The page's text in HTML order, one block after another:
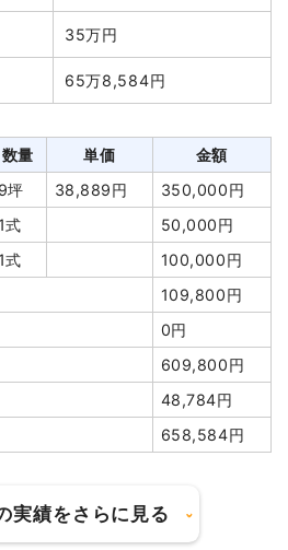
35万円
65万8,584円
数量 単価
金額
9坪 38,889円
350,000円
1式
50,000円
1式
100,000円
109,800円
0円
609,800円
48,784円
658,584円
実績をさらに見る